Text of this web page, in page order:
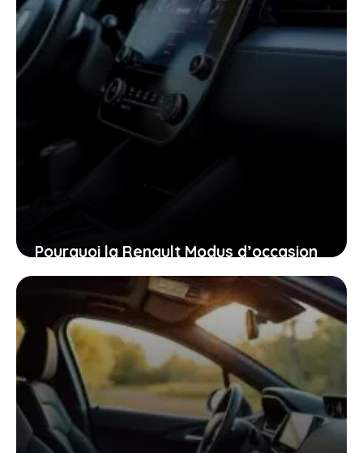
Pourquoi la Renault Modus d’occasion
pourrait bien être la voiture idéale
pour vous aujourd’hui
26 janvier 2026